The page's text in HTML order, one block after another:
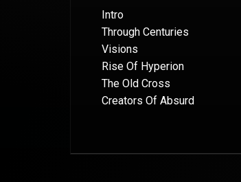
Intro
Through Centuries
Visions
Rise Of Hyperion
The Old Cross
Creators Of Absurd